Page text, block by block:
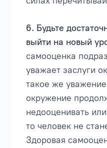
6. Будьте
выйти на новый
самооценка
уважает заслуги
такое же
окружение
недооценивать
то человек не
Здоровая